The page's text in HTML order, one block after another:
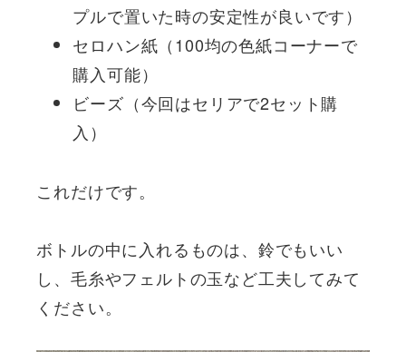
プルで置いた時の安定性が良いです）
セロハン紙（100均の色紙コーナーで
購入可能）
ビーズ（今回はセリアで2セット購
入）
これだけです。
ボトルの中に入れるものは、鈴でもいい
し、毛糸やフェルトの玉など工夫してみて
ください。